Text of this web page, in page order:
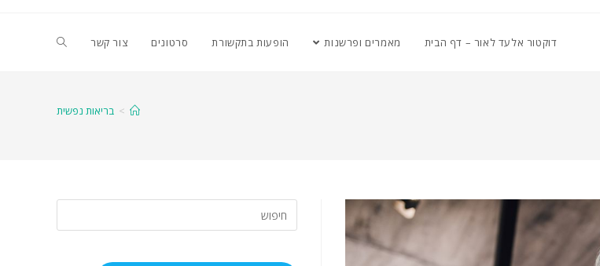
דוקטור אלעד לאור – דף הבית מאמרים ופרשנות הופעות בתקשורת סרטונים צור קשר
> בריאות נפשית